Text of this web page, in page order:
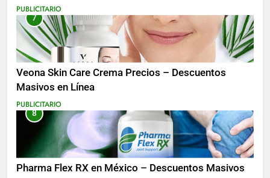
Costa Rica y Más
PUBLICITARIO
7
Veona Skin Care Crema Precios – Descuentos
Masivos en Línea
PUBLICITARIO
8
Pharma Flex RX en México – Descuentos Masivos